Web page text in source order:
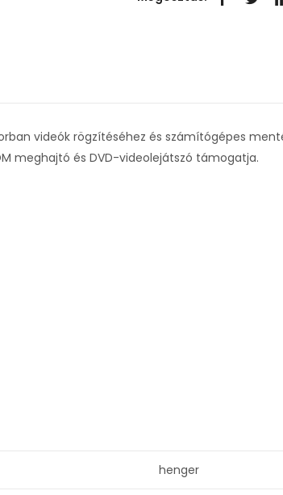
videók rögzítéséhez és számítógépes
meghajtó és DVD-videolejátszó támogatja.
henger